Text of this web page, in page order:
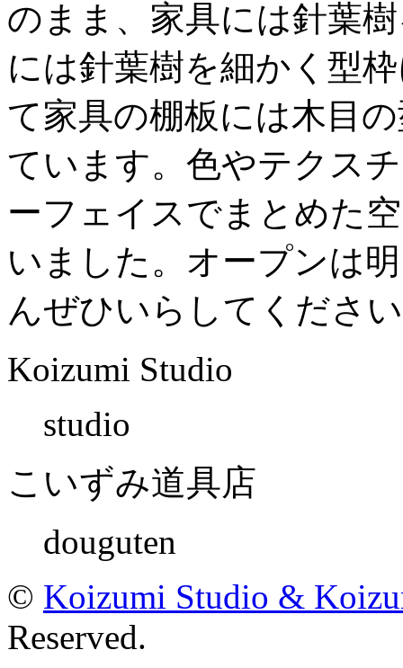
のまま、家具には針葉
には針葉樹を細かく型
て家具の棚板には木目
ています。色やテクス
ーフェイスでまとめた
いました。オープンは
んぜひいらしてくださ
Koizumi Studio
studio
こいずみ道具店
douguten
© Koizumi Studio &
Reserved.